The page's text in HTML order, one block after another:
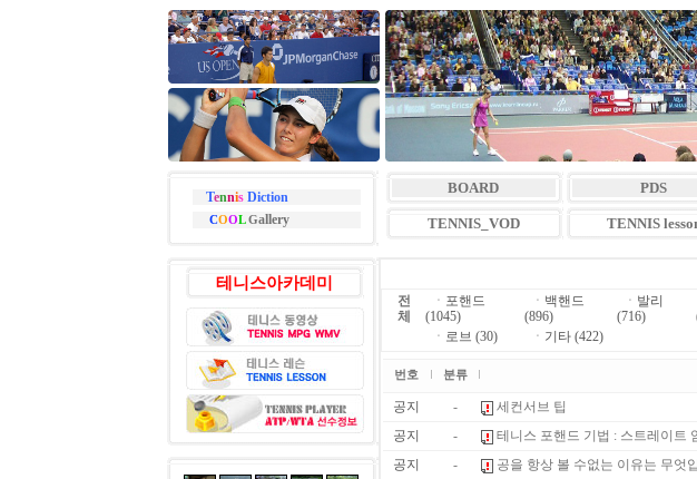
Tennis Diction
COOLGallery
BOARD PDS
TENNIS_VOD TENNIS
테니스아카데미
전
체
ㆍ 포핸드
(1045)
ㆍ 백핸드
(896)
ㆍ 발리
(716)
ㆍ 로브 (30) ㆍ 기타 (422)
번호 분류
공지 - 세컨서브 팁
공지 - 테니스 포핸드 기법 : 스트레이트
공지 - 공을 항상 볼 수없는 이유는 무엇